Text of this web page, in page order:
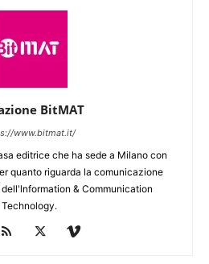
BitMAT
www.bitmat.it/
editrice che ha sede a Milano con
quanto riguarda la comunicazione
& Communication
Technology.